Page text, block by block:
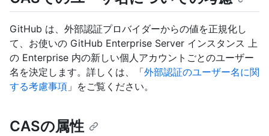
GitHub は、外部認証プロバイダーからの値を正規化し
て、お使いの GitHub Enterprise Server インスタンス 上
の Enterprise 内の新しい個人アカウントごとのユーザー
名を決定します。詳しくは、「外部認証のユーザー名に関
する考慮事項 」をご覧ください。
CASの属性